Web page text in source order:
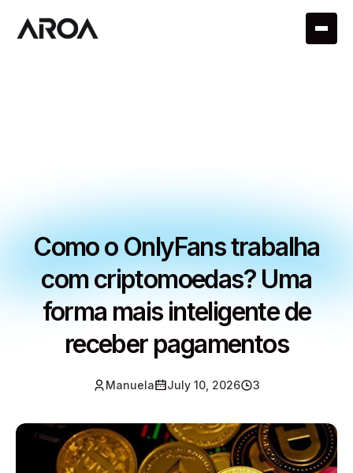
Como o OnlyFans trabalha
com criptomoedas? Uma
forma mais inteligente de
receber pagamentos
Manuela July 10, 2026 3